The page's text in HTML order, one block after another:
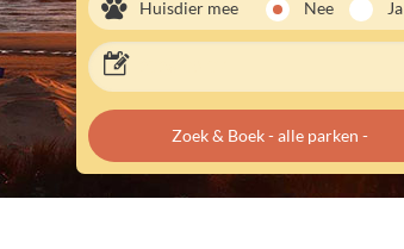
Huisdier mee Nee Ja
Zoek & Boek - alle parken -